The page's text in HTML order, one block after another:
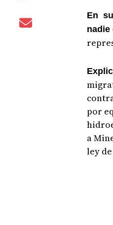
En
nadie
por
a
ley